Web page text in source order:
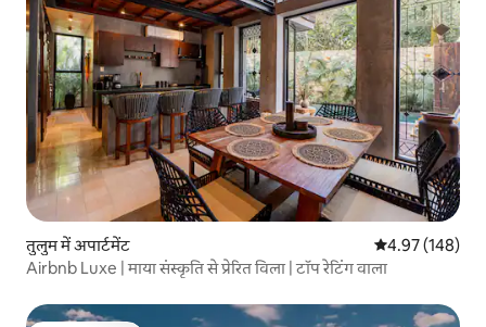
तुलुम में अपार्टमेंट औसत रेटिंग 5 में से
4.97 (148)
Airbnb Luxe | माया संस्कृति से प्रेरित विला | टॉप रेटिंग वाला